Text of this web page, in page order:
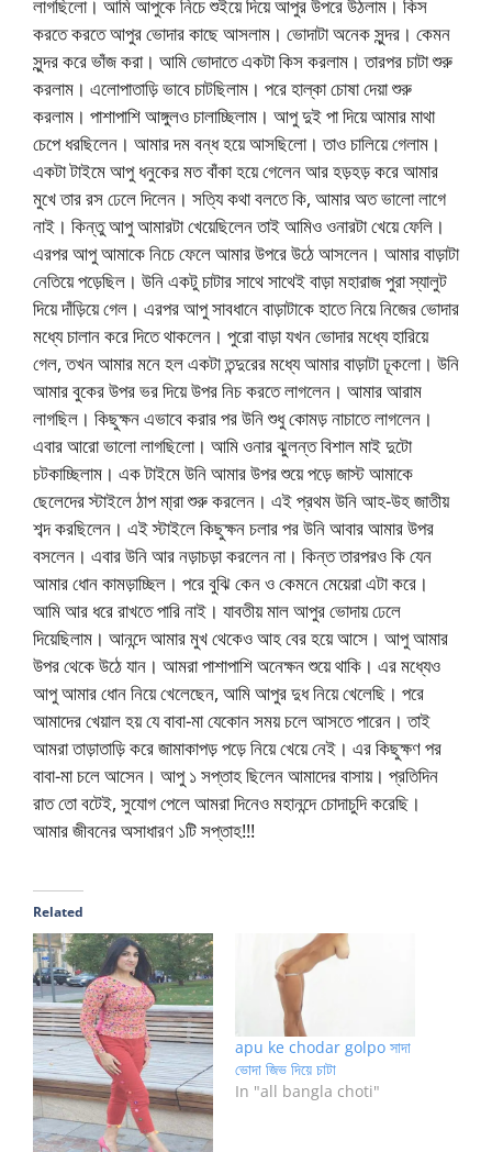
লাগছিলো। আমি আপুকে নিচে শুইয়ে দিয়ে আপুর উপরে উঠলাম। কিস
করতে করতে আপুর ভোদার কাছে আসলাম। ভোদাটা অনেক সুন্দর। কেমন
সুন্দর করে ভাঁজ করা। আমি ভোদাতে একটা কিস করলাম। তারপর চাটা শুরু
করলাম। এলোপাতাড়ি ভাবে চাটছিলাম। পরে হাল্কা চোষা দেয়া শুরু
করলাম। পাশাপাশি আঙ্গুলও চালাচ্ছিলাম। আপু দুই পা দিয়ে আমার মাথা
চেপে ধরছিলেন। আমার দম বন্ধ হয়ে আসছিলো। তাও চালিয়ে গেলাম।
একটা টাইমে আপু ধনুকের মত বাঁকা হয়ে গেলেন আর হড়হড় করে আমার
মুখে তার রস ঢেলে দিলেন। সত্যি কথা বলতে কি, আমার অত ভালো লাগে
নাই। কিন্তু আপু আমারটা খেয়েছিলেন তাই আমিও ওনারটা খেয়ে ফেলি।
এরপর আপু আমাকে নিচে ফেলে আমার উপরে উঠে আসলেন। আমার বাড়াটা
নেতিয়ে পড়েছিল। উনি একটু চাটার সাথে সাথেই বাড়া মহারাজ পুরা স্যালুট
দিয়ে দাঁড়িয়ে গেল। এরপর আপু সাবধানে বাড়াটাকে হাতে নিয়ে নিজের ভোদার
মধ্যে চালান করে দিতে থাকলেন। পুরো বাড়া যখন ভোদার মধ্যে হারিয়ে
গেল, তখন আমার মনে হল একটা তন্দুরের মধ্যে আমার বাড়াটা ঢূকলো। উনি
আমার বুকের উপর ভর দিয়ে উপর নিচ করতে লাগলেন। আমার আরাম
লাগছিল। কিছুক্ষন এভাবে করার পর উনি শুধু কোমড় নাচাতে লাগলেন।
এবার আরো ভালো লাগছিলো। আমি ওনার ঝুলন্ত বিশাল মাই দুটো
চটকাচ্ছিলাম। এক টাইমে উনি আমার উপর শুয়ে পড়ে জাস্ট আমাকে
ছেলেদের স্টাইলে ঠাপ মা্রা শুরু করলেন। এই প্রথম উনি আহ-উহ জাতীয়
শব্দ করছিলেন। এই স্টাইলে কিছুক্ষন চলার পর উনি আবার আমার উপর
বসলেন। এবার উনি আর নড়াচড়া করলেন না। কিন্ত তারপরও কি যেন
আমার ধোন কামড়াচ্ছিল। পরে বুঝি কেন ও কেমনে মেয়েরা এটা করে।
আমি আর ধরে রাখতে পারি নাই। যাবতীয় মাল আপুর ভোদায় ঢেলে
দিয়েছিলাম। আনন্দে আমার মুখ থেকেও আহ বের হয়ে আসে। আপু আমার
উপর থেকে উঠে যান। আমরা পাশাপাশি অনেক্ষন শুয়ে থাকি। এর মধ্যেও
আপু আমার ধোন নিয়ে খেলেছেন, আমি আপুর দুধ নিয়ে খেলেছি। পরে
আমাদের খেয়াল হয় যে বাবা-মা যেকোন সময় চলে আসতে পারেন। তাই
আমরা তাড়াতাড়ি করে জামাকাপড় পড়ে নিয়ে খেয়ে নেই। এর কিছুক্ষণ পর
বাবা-মা চলে আসেন। আপু ১ সপ্তাহ ছিলেন আমাদের বাসায়। প্রতিদিন
রাত তো বটেই, সুযোগ পেলে আমরা দিনেও মহানন্দে চোদাচুদি করেছি।
আমার জীবনের অসাধারণ ১টি সপ্তাহ!!!
Related
apu ke chodar golpo সাদা
ভোদা জিভ দিয়ে চাটা
In "all bangla choti"